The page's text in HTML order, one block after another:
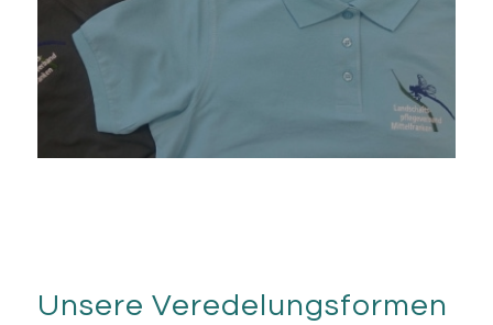
Unsere Veredelungsformen